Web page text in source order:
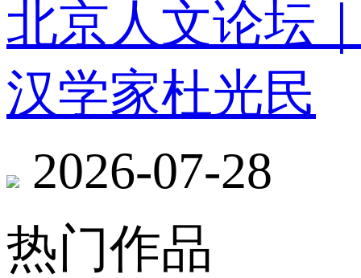
北京人文论坛
汉学家杜光民
2026-07-28
热门作品